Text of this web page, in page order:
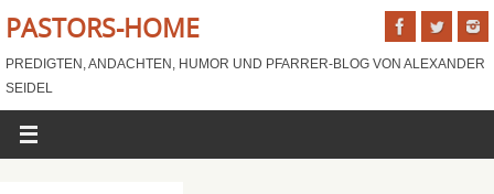
PASTORS-HOME
PREDIGTEN, ANDACHTEN, HUMOR UND PFARRER-BLOG VON ALEXANDER
SEIDEL